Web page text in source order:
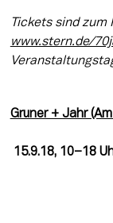
Tickets sind zum
www.stern.de/
Gruner + Jahr
15.9.18, 10–18